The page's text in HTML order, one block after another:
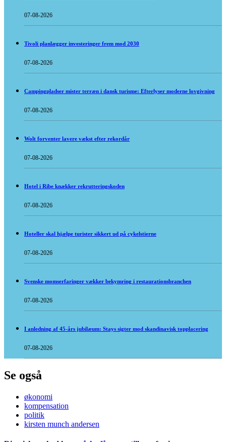
07-08-2026
Tivoli planlægger investeringer frem mod 2030
07-08-2026
Campingpladser mister terræn i dansk turisme: Efterlyser moderne lovgivning
07-08-2026
Wolt forventer lavere vækst efter rekordår
07-08-2026
Hotel i Ribe knækker rekrutteringskoden
07-08-2026
Hoteller skal hjælpe turister sikkert ud på cykelstierne
07-08-2026
Svenske momserfaringer vækker bekymring i restaurationsbranchen
07-08-2026
I anledning af 45-års jubilæum: Stays sigter mod skandinavisk topplacering
07-08-2026
Se også
økonomi
kompensation
politik
kirsten munch andersen